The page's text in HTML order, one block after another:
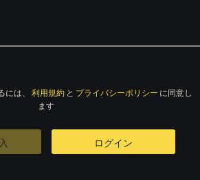
には、 利用規約 と プライバシーポリシー に同意し
ます
ログイン